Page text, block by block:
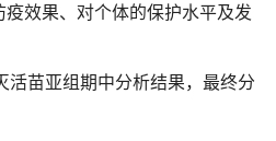
疫效果、对个体的保护水平及发
活苗亚组期中分析结果，最终分